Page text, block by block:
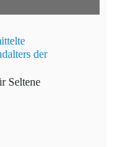
der
Seltene